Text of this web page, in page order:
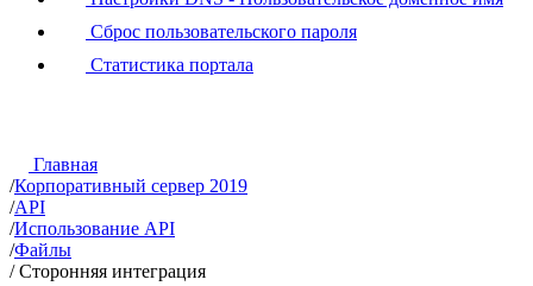
Сброс пользовательского пароля
Статистика портала
Главная
/Корпоративный сервер 2019
/API
/Использование API
/Файлы
/ Сторонняя интеграция